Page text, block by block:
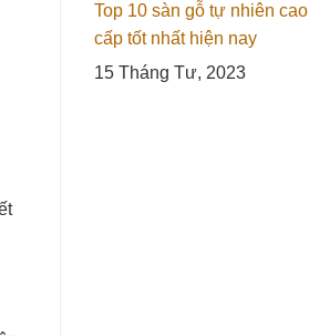
Top 10 sàn gỗ tự nhiên cao
cấp tốt nhất hiện nay
15 Tháng Tư, 2023